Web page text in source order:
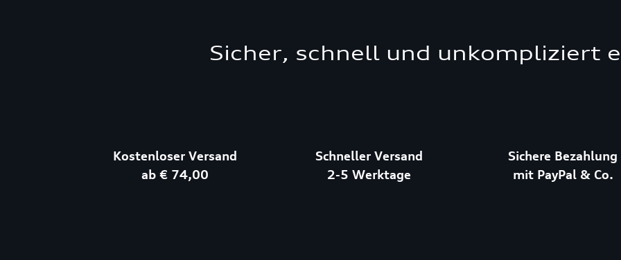
Sicher, schnell und unkompliziert
Kostenloser Versand
ab € 74,00
Schneller Versand
2-5 Werktage
Sichere Bezahlung
mit PayPal & Co.